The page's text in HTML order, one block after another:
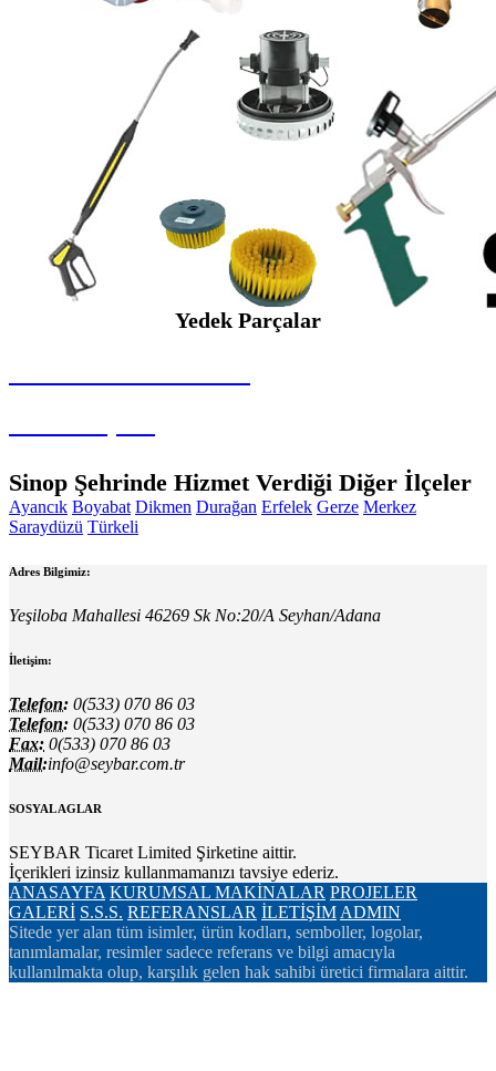
Yedek Parçalar
Sinop Şehrinde Hizmet Verdiği Diğer İlçeler
Ayancık Boyabat Dikmen Durağan Erfelek Gerze Merkez
Saraydüzü Türkeli
Adres Bilgimiz:
Yeşiloba Mahallesi 46269 Sk No:20/A Seyhan/Adana
İletişim:
Telefon: 0(533) 070 86 03
Telefon: 0(533) 070 86 03
Fax: 0(533) 070 86 03
Mail:info@seybar.com.tr
SOSYAL AGLAR
SEYBAR Ticaret Limited Şirketine aittir.
İçerikleri izinsiz kullanmamanızı tavsiye ederiz.
ANASAYFA KURUMSAL MAKİNALAR PROJELER
GALERİ S.S.S. REFERANSLAR İLETİŞİM ADMIN
Sitede yer alan tüm isimler, ürün kodları, semboller, logolar,
tanımlamalar, resimler sadece referans ve bilgi amacıyla
kullanılmakta olup, karşılık gelen hak sahibi üretici firmalara aittir.